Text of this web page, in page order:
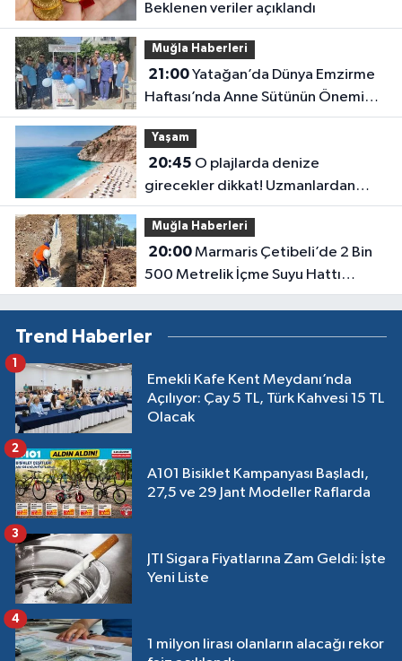
Beklenen veriler açıklandı
Muğla Haberleri
21:00Yatağan’da Dünya Emzirme
Haftası’nda Anne Sütünün Önemi
Anlatıldı
Yaşam
20:45
girecekler dikkat! Uzmanlardan
kirlilik uyarısı geldi
Muğla Haberleri
20:00Marmaris Çetibeli’de 2 Bin
500 Metrelik İçme Suyu Hattı
Yenileniyor
Trend Haberler
Emekli Kafe Kent Meydanı’nda
Açılıyor: Çay 5 TL, Türk Kahvesi 15 TL
Olacak
1
A101 Bisiklet Kampanyası Başladı,
27,5 ve 29 Jant Modeller Raflarda
2
JTI Sigara Fiyatlarına Zam Geldi: İşte
Yeni Liste
3
1 milyon lirası olanların alacağı rekor
4